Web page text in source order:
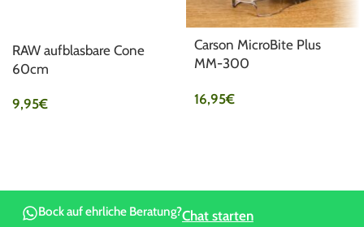
RAW aufblasbare Cone
60cm
9,95€
Carson MicroBite Plus
MM-300
16,95€
Bock auf ehrliche Beratung?Chat starten